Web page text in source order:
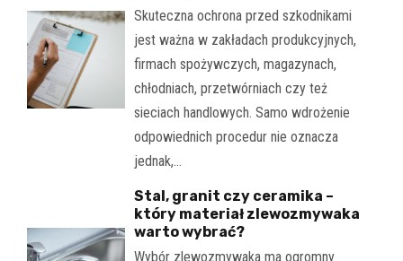
Skuteczna ochrona przed szkodnikami
jest ważna w zakładach produkcyjnych,
firmach spożywczych, magazynach,
chłodniach, przetwórniach czy też
sieciach handlowych. Samo wdrożenie
odpowiednich procedur nie oznacza
jednak,…
Stal, granit czy ceramika –
który materiał zlewozmywaka
warto wybrać?
Wybór zlewozmywaka ma ogromny